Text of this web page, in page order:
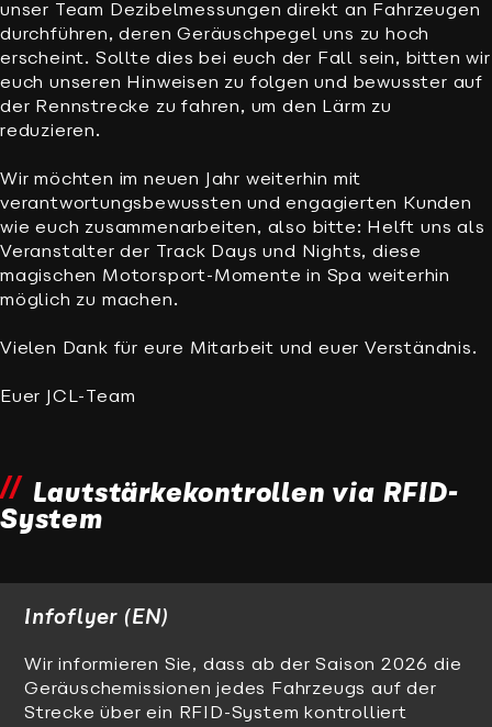
unser Team Dezibelmessungen direkt an Fahrzeugen
durchführen, deren Geräuschpegel uns zu hoch
erscheint. Sollte dies bei euch der Fall sein, bitten wir
euch unseren Hinweisen zu folgen und bewusster auf
der Rennstrecke zu fahren, um den Lärm zu
reduzieren.
Wir möchten im neuen Jahr weiterhin mit
verantwortungsbewussten und engagierten Kunden
wie euch zusammenarbeiten, also bitte: Helft uns als
Veranstalter der Track Days und Nights, diese
magischen Motorsport-Momente in Spa weiterhin
möglich zu machen.
Vielen Dank für eure Mitarbeit und euer Verständnis.
Euer JCL-Team
Lautstärkekontrollen via RFID-
System
Infoflyer (EN)
Wir informieren Sie, dass ab der Saison 2026 die
Geräuschemissionen jedes Fahrzeugs auf der
Strecke über ein RFID-System kontrolliert